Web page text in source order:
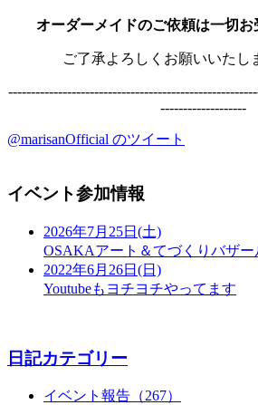
オーダーメイドのご依頼は一切お
ご了承よろしくお願いいたし
-------------------
@marisanOfficial のツイート
イベント参加情報
2026年7月25日(土)
OSAKAアート＆てづくりバザー
2022年6月26日(日)
Youtubeもヨチヨチやってます
日記カテゴリー
イベント報告（267）